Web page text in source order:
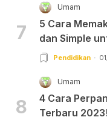
7
Umam
5 Cara
dan Simple
Pendidikan
8
Umam
4 Cara
Terbaru 2023!